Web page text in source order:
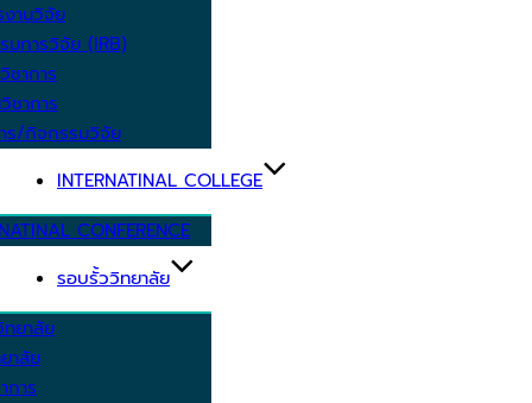
งานวิจัย
มการวิจัย (IRB)
ชาการ
ชาการ
ร/กิจกรรมวิจัย
INTERNATINAL COLLEGE
CONFERENCE
รอบรั้ววิทยาลัย
ทยาลัย
าลัย
การ